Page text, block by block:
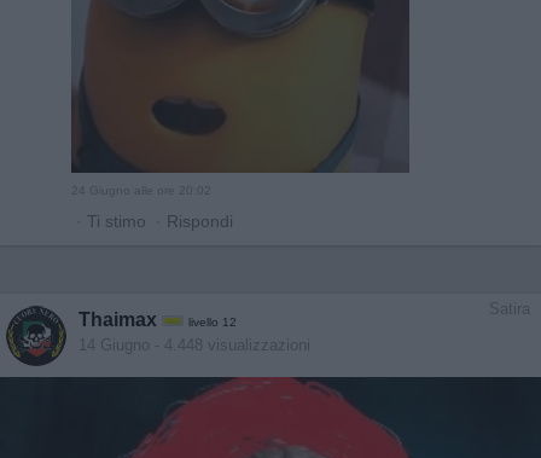
24 Giugno alle ore 20:02
· Ti stimo · Rispondi
Satira
Thaimax livello 12
14 Giugno - 4.448 visualizzazioni